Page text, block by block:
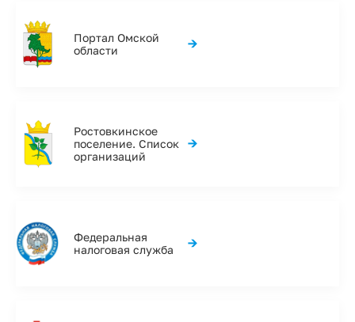
Портал Омской
области
→
Ростовкинское
поселение. Список
организаций
→
Федеральная
налоговая служба
→